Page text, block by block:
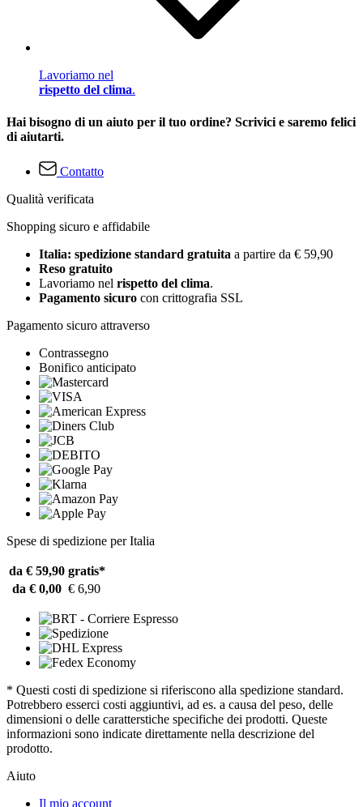
Lavoriamo nel
rispetto del clima.
Hai bisogno di un aiuto per il tuo ordine? Scrivici e saremo felici
di aiutarti.
Contatto
Qualità verificata
Shopping sicuro e affidabile
Italia: spedizione standard gratuita a partire da € 59,90
Reso gratuito
Lavoriamo nel rispetto del clima.
Pagamento sicuro con crittografia SSL
Pagamento sicuro attraverso
Contrassegno
Bonifico anticipato
Spese di spedizione per Italia
da € 59,90 gratis*
da € 0,00 € 6,90
* Questi costi di spedizione si riferiscono alla spedizione standard.
Potrebbero esserci costi aggiuntivi, ad es. a causa del peso, delle
dimensioni o delle caratterstiche specifiche dei prodotti. Queste
informazioni sono indicate direttamente nella descrizione del
prodotto.
Aiuto
Il mio account